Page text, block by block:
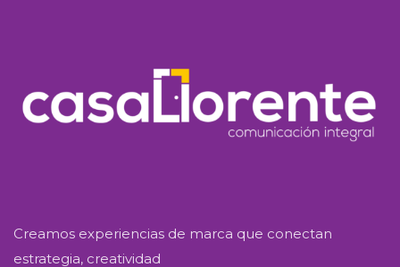
Creamos experiencias de marca que conectan
estrategia, creatividad